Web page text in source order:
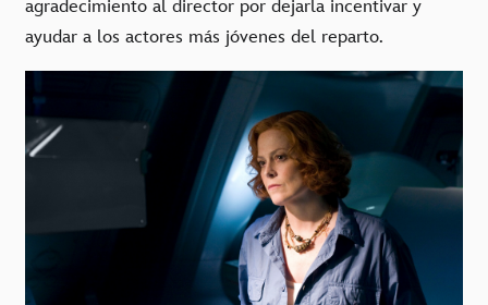
agradecimiento al director por dejarla incentivar y
ayudar a los actores más jóvenes del reparto.